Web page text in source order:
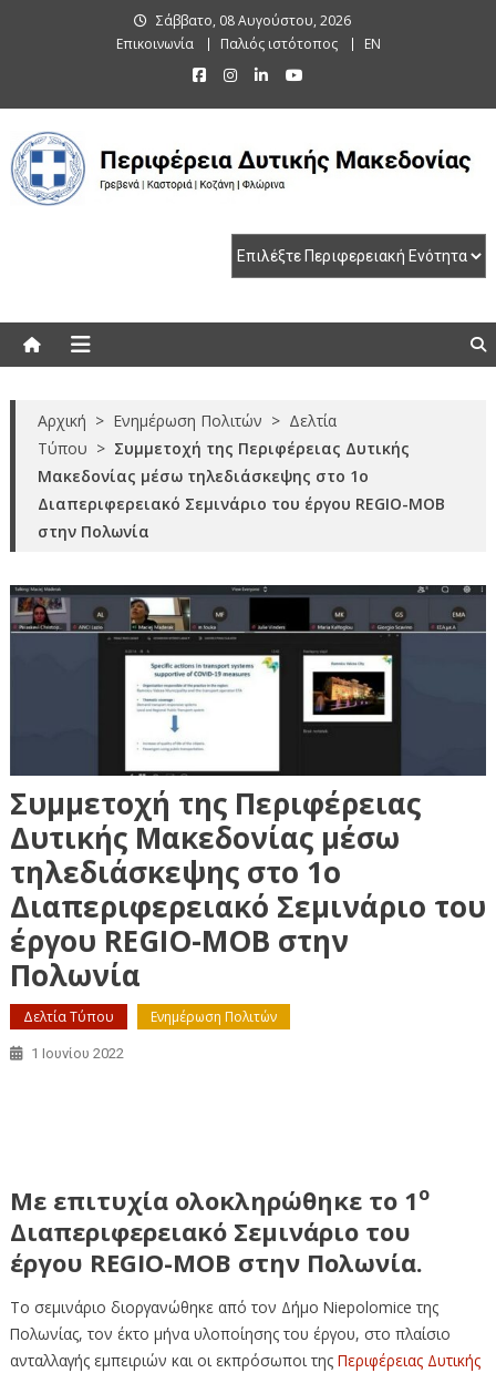
Σάββατο, 08 Αυγούστου, 2026
Επικοινωνία
Παλιός ιστότοπος EN
Αρχική > Ενημέρωση Πολιτών > Δελτία
Τύπου > Συμμετοχή της Περιφέρειας Δυτικής
Μακεδονίας μέσω τηλεδιάσκεψης στο 1ο
Διαπεριφερειακό Σεμινάριο του έργου REGIO-MOB
στην Πολωνία
Συμμετοχή της Περιφέρειας
Δυτικής Μακεδονίας μέσω
τηλεδιάσκεψης στο 1ο
Διαπεριφερειακό Σεμινάριο του
έργου REGIO-MOB στην
Πολωνία
Δελτία Τύπου Ενημέρωση Πολιτών
1 Ιουνίου 2022
Με επιτυχία ολοκληρώθηκε το 1ο
Διαπεριφερειακό Σεμινάριο του
έργου REGIO-MOB στην Πολωνία.
Το σεμινάριο διοργανώθηκε από τον Δήμο Niepolomice της
Πολωνίας, τον έκτο μήνα υλοποίησης του έργου, στο πλαίσιο
ανταλλαγής εμπειριών και οι εκπρόσωποι της Περιφέρειας Δυτικής